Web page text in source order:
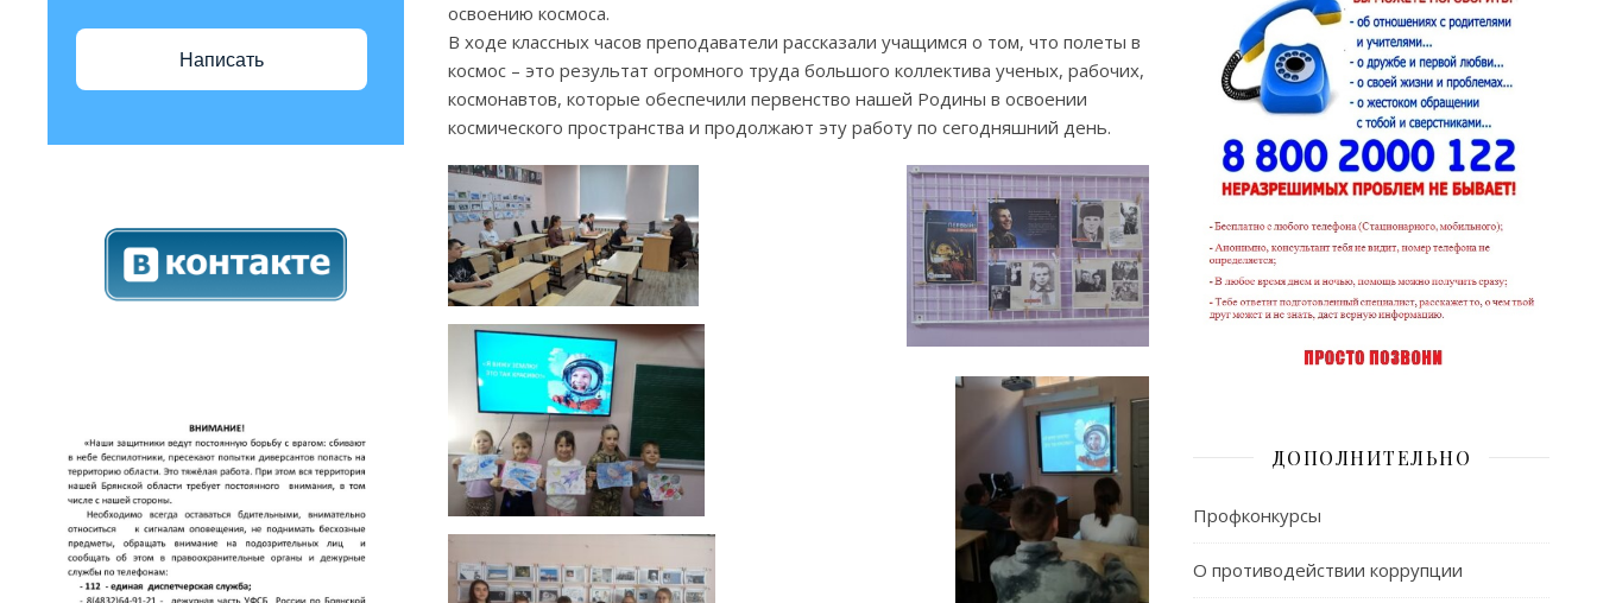
Написать
освоению космоса.
В ходе классных часов преподаватели рассказали учащимся о том, что полеты в
космос – это результат огромного труда большого коллектива ученых, рабочих,
космонавтов, которые обеспечили первенство нашей Родины в освоении
космического пространства и продолжают эту работу по сегодняшний день.
ДОПОЛНИТЕЛЬНО
Профконкурсы
О противодействии коррупции